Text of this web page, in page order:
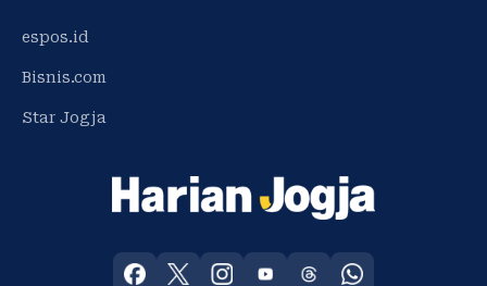
espos.id
Bisnis.com
Star Jogja